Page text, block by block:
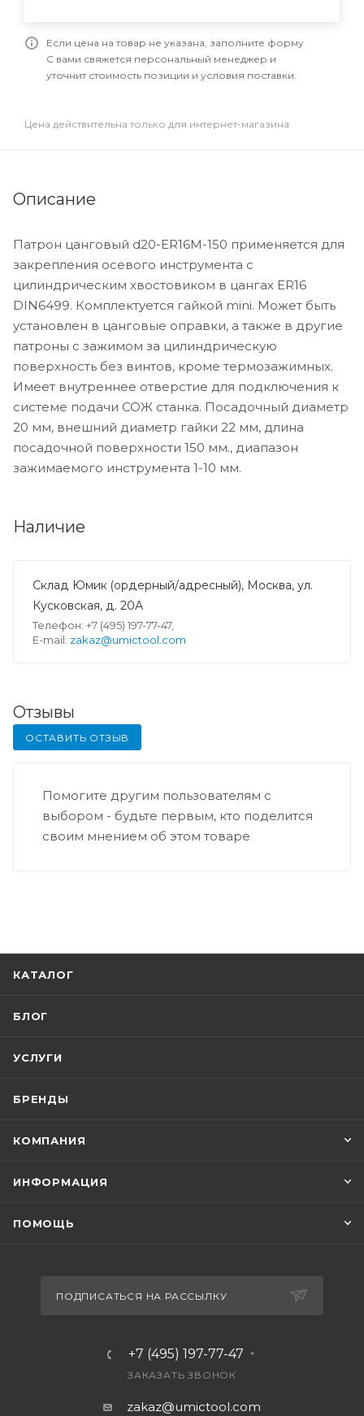
Если цена на товар не указана, заполните форму
С вами свяжется персональный менеджер и
уточнит стоимость позиции и условия поставки.
Цена действительна только для интернет-магазина
Описание
Патрон цанговый d20-ER16M-150 применяется для
закрепления осевого инструмента с
цилиндрическим хвостовиком в цангах ER16
DIN6499. Комплектуется гайкой mini. Может быть
установлен в цанговые оправки, а также в другие
патроны с зажимом за цилиндрическую
поверхность без винтов, кроме термозажимных.
Имеет внутреннее отверстие для подключения к
системе подачи СОЖ станка. Посадочный диаметр
20 мм, внешний диаметр гайки 22 мм, длина
посадочной поверхности 150 мм., диапазон
зажимаемого инструмента 1-10 мм.
Наличие
Склад Юмик (ордерный/адресный), Москва, ул.
Кусковская, д. 20А
Телефон: +7 (495) 197-77-47,
E-mail: zakaz@umictool.com
Отзывы
ОСТАВИТЬ ОТЗЫВ
Помогите другим пользователям с
выбором - будьте первым, кто поделится
своим мнением об этом товаре
КАТАЛОГ
БЛОГ
УСЛУГИ
БРЕНДЫ
КОМПАНИЯ
ИНФОРМАЦИЯ
ПОМОЩЬ
ПОДПИСАТЬСЯ НА РАССЫЛКУ
+7 (495) 197-77-47
ЗАКАЗАТЬ ЗВОНОК
zakaz@umictool.com